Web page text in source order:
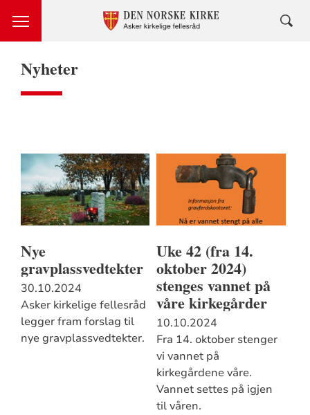
Nyheter
Nye
gravplassvedtekter
30.10.2024
Asker kirkelige fellesråd
legger fram forslag til
nye gravplassvedtekter.
Uke 42 (fra 14.
oktober 2024)
stenges vannet på
våre kirkegårder
10.10.2024
Fra 14. oktober stenger
vi vannet på
kirkegårdene våre.
Vannet settes på igjen
til våren.